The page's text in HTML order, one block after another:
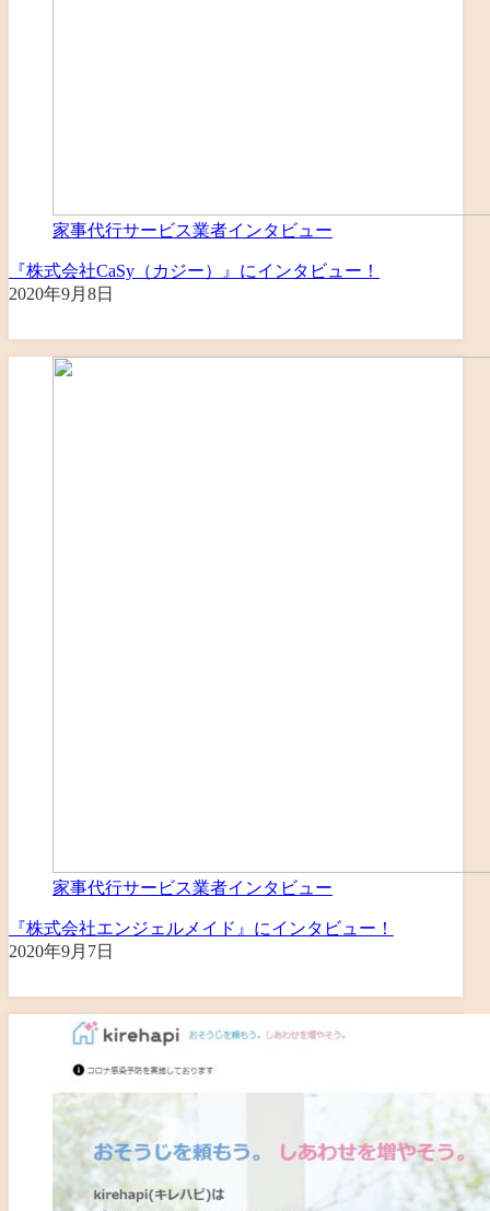
家事代行サービス業者インタビュー
『株式会社CaSy（カジー）』にインタビュー！
2020年9月8日
家事代行サービス業者インタビュー
『株式会社エンジェルメイド』にインタビュー！
2020年9月7日